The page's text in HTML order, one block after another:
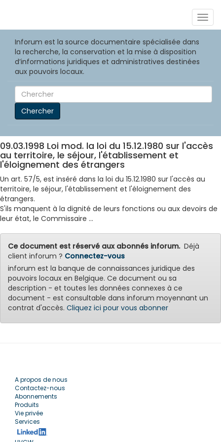
Inforum est la source documentaire spécialisée dans
la recherche, la conservation et la mise à disposition
d’informations juridiques et administratives destinées
aux pouvoirs locaux.
Chercher
09.03.1998 Loi mod. la loi du 15.12.1980 sur l'accès
au territoire, le séjour, l'établissement et
l'éloignement des étrangers
Un art. 57/5, est inséré dans la loi du 15.12.1980 sur l'accès au
territoire, le séjour, l'établissement et l'éloignement des
étrangers.
S'ils manquent à la dignité de leurs fonctions ou aux devoirs de
leur état, le Commissaire ...
Ce document est réservé aux abonnés inforum.Déjà
client inforum ? Connectez-vous
inforum est la banque de connaissances juridique des
pouvoirs locaux en Belgique. Ce document ou sa
description - et toutes les données connexes à ce
document - est consultable dans inforum moyennant un
contrat d'accès. Cliquez ici pour vous abonner
A propos de nous
Contactez-nous
Abonnements
Produits
Vie privée
Services